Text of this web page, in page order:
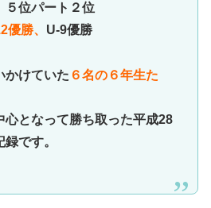
位パート２位
勝、 U-9優勝
かけていた ６名の６年生た
心となって勝ち取った平成28
です。